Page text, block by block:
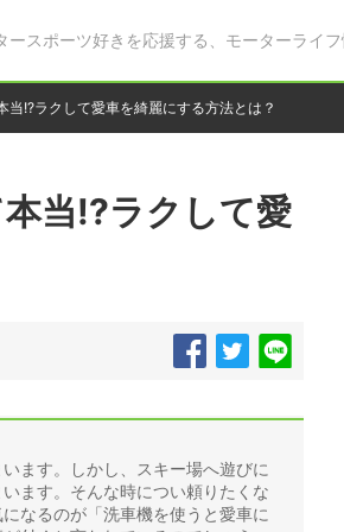
スポーツ好きを応援する、モーターライフ
!?ラクして愛車を綺麗にする方法とは？
当!?ラクして愛
ます。しかし、スキー場へ遊びに
ます。そんな時につい頼りたくな
なるのが「洗車機を使うと愛車に